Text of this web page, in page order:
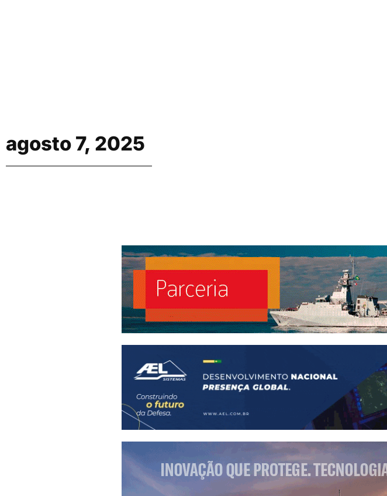
agosto 7, 2025